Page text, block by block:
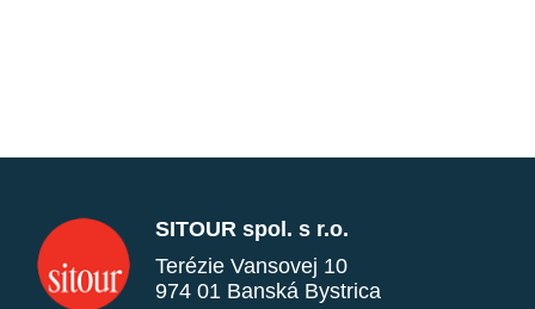
SITOUR spol. s r.o.
Terézie Vansovej 10
974 01 Banská Bystrica